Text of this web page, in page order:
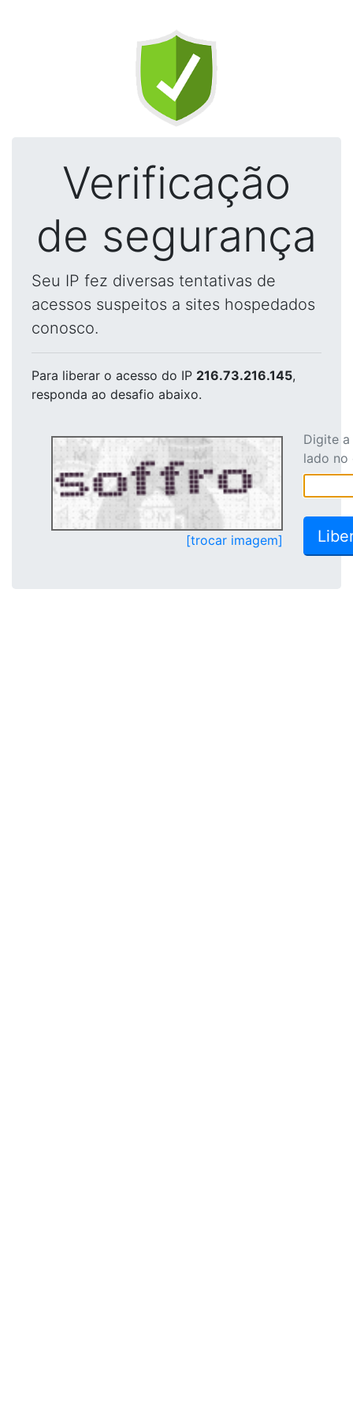
Verificação
de segurança
Seu IP fez diversas tentativas de
acessos suspeitos a sites hospedados
conosco.
Para liberar o acesso do IP 216.73.216.145,
responda ao desafio abaixo.
[trocar imagem]
Digite
lado no